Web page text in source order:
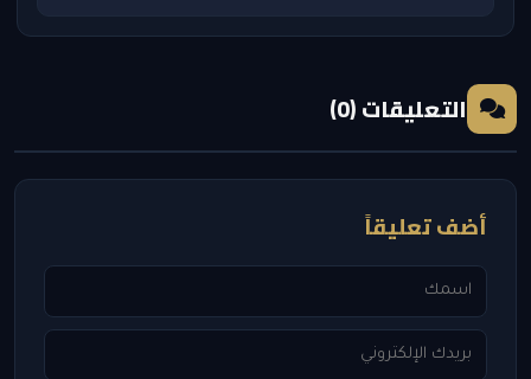
التعليقات (0)
أضف تعليقاً